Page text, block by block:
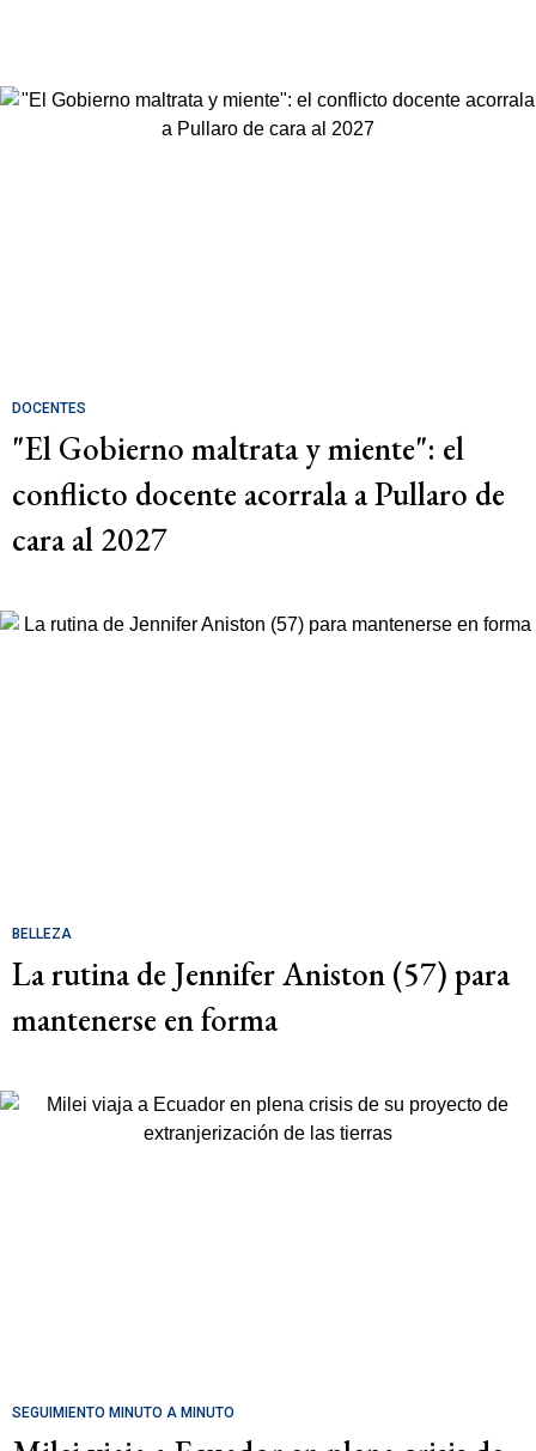
DOCENTES
"El Gobierno maltrata y miente": el
conflicto docente acorrala a Pullaro de
cara al 2027
BELLEZA
La rutina de Jennifer Aniston (57) para
mantenerse en forma
SEGUIMIENTO MINUTO A MINUTO